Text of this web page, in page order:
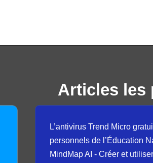
Articles les
L’antivirus Trend Micro
personnels de l’Éducation
MindMap AI - Créer et